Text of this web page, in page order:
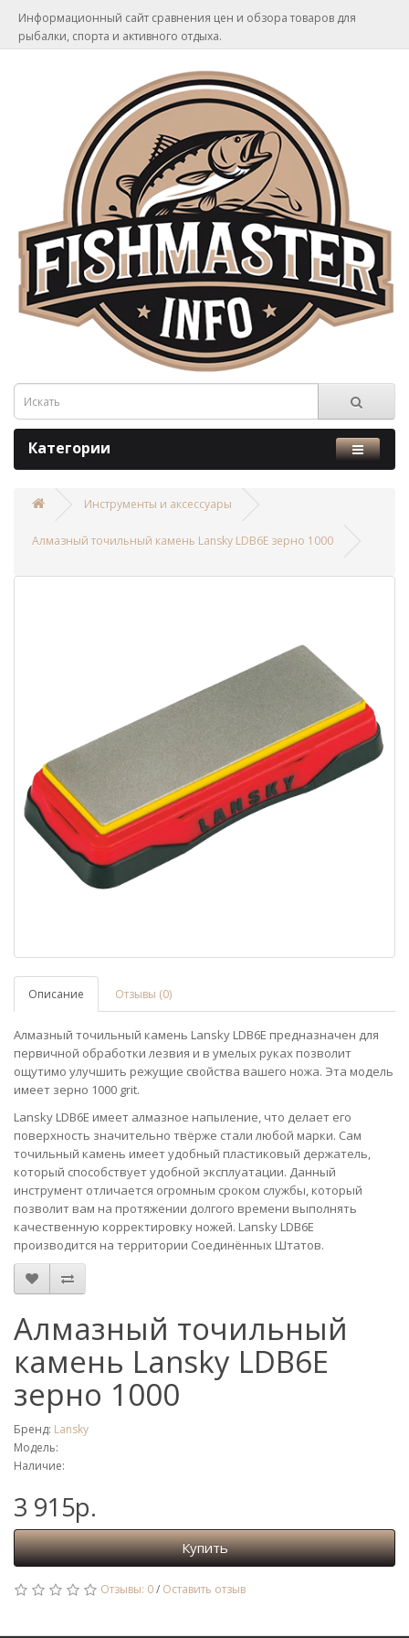
Информационный сайт сравнения цен и обзора товаров для
рыбалки, спорта и активного отдыха.
Категории
Инструменты и аксессуары
Алмазный точильный камень Lansky LDB6E зерно 1000
Описание Отзывы (0)
Алмазный точильный камень Lansky LDB6E предназначен для
первичной обработки лезвия и в умелых руках позволит
ощутимо улучшить режущие свойства вашего ножа. Эта модель
имеет зерно 1000 grit.
Lansky LDB6E имеет алмазное напыление, что делает его
поверхность значительно твёрже стали любой марки. Сам
точильный камень имеет удобный пластиковый держатель,
который способствует удобной эксплуатации. Данный
инструмент отличается огромным сроком службы, который
позволит вам на протяжении долгого времени выполнять
качественную корректировку ножей. Lansky LDB6E
производится на территории Соединённых Штатов.
Алмазный точильный
камень Lansky LDB6E
зерно 1000
Бренд: Lansky
Модель:
Наличие:
3 915р.
Купить
Отзывы: 0/ Оставить отзыв